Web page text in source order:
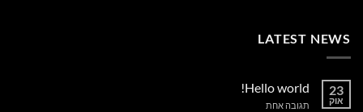
LATEST NEWS
23
אוק
Hello world!
תגובה אחתעל